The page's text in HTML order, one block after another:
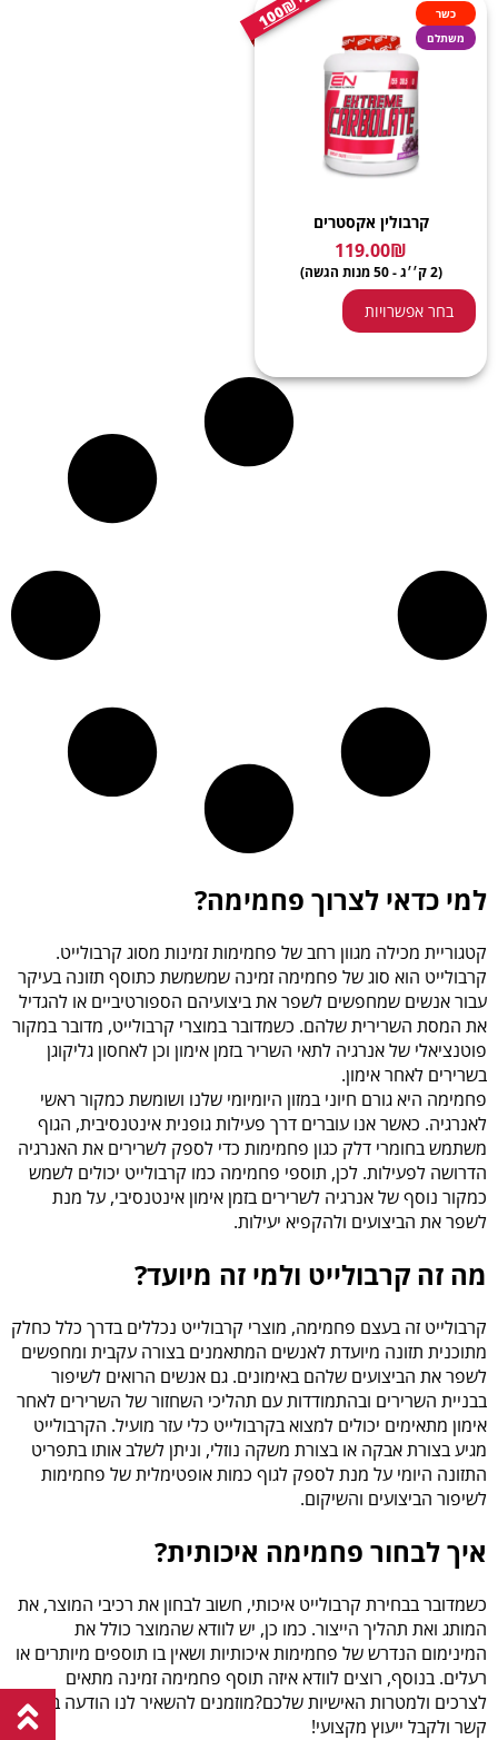
100₪
כשר
משתלם
קרבולין אקסטרים
119.00₪
(2 ק׳׳ג - 50 מנות הגשה)
בחר אפשרויות
למי כדאי לצרוך פחמימה?
קטגוריית מכילה מגוון רחב של פחמימות זמינות מסוג קרבולייט.
קרבולייט הוא סוג של פחמימה זמינה שמשמשת כתוסף תזונה בעיקר
עבור אנשים שמחפשים לשפר את ביצועיהם הספורטיביים או להגדיל
את המסת השרירית שלהם. כשמדובר במוצרי קרבולייט, מדובר במקור
פוטנציאלי של אנרגיה לתאי השריר בזמן אימון וכן לאחסון גליקוגן
בשרירים לאחר אימון.
פחמימה היא גורם חיוני במזון היומיומי שלנו ושומשת כמקור ראשי
לאנרגיה. כאשר אנו עוברים דרך פעילות גופנית אינטנסיבית, הגוף
משתמש בחומרי דלק כגון פחמימות כדי לספק לשרירים את האנרגיה
הדרושה לפעילות. לכן, תוספי פחמימה כמו קרבולייט יכולים לשמש
כמקור נוסף של אנרגיה לשרירים בזמן אימון אינטנסיבי, על מנת
לשפר את הביצועים ולהקפיא יעילות.
מה זה קרבולייט ולמי זה מיועד?
קרבולייט זה בעצם פחמימה, מוצרי קרבולייט נכללים בדרך כלל כחלק
מתוכנית תזונה מיועדת לאנשים המתאמנים בצורה עקבית ומחפשים
לשפר את הביצועים שלהם באימונים. גם אנשים הרואים לשיפור
בבניית השרירים ובהתמודדות עם תהליכי השחזור של השרירים לאחר
אימון מתאימים יכולים למצוא בקרבולייט כלי עזר מועיל. הקרבולייט
מגיע בצורת אבקה או בצורת משקה נוזלי, וניתן לשלב אותו בתפריט
התזונה היומי על מנת לספק לגוף כמות אופטימלית של פחמימות
לשיפור הביצועים והשיקום.
איך לבחור פחמימה איכותית?
כשמדובר בבחירת קרבולייט איכותי, חשוב לבחון את רכיבי המוצר, את
המותג ואת תהליך הייצור. כמו כן, יש לוודא שהמוצר כולל את
המינימום הנדרש של פחמימות איכותיות ושאין בו תוספים מיותרים או
רעלים. בנוסף, רוצים לוודא איזה תוסף פחמימה זמינה מתאים
לצרכים ולמטרות האישיות שלכם?מוזמנים להשאיר לנו הודעה ביצירת
קשר ולקבל ייעוץ מקצועי!